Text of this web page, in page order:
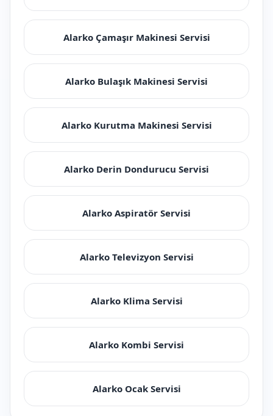
Alarko Çamaşır Makinesi Servisi
Alarko Bulaşık Makinesi Servisi
Alarko Kurutma Makinesi Servisi
Alarko Derin Dondurucu Servisi
Alarko Aspiratör Servisi
Alarko Televizyon Servisi
Alarko Klima Servisi
Alarko Kombi Servisi
Alarko Ocak Servisi